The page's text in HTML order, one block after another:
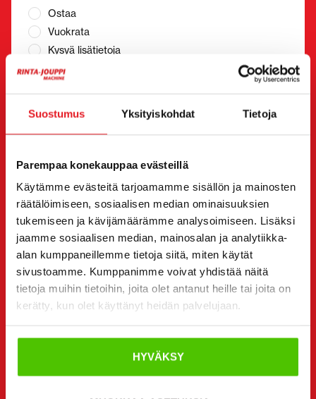
Suostumus Yksityiskohdat Tietoja
Parempaa konekauppaa evästeillä
Käytämme evästeitä tarjoamamme sisällön ja mainosten
räätälöimiseen, sosiaalisen median ominaisuuksien
tukemiseen ja kävijämäärämme analysoimiseen. Lisäksi
jaamme sosiaalisen median, mainosalan ja analytiikka-
alan kumppaneillemme tietoja siitä, miten käytät
sivustoamme. Kumppanimme voivat yhdistää näitä
tietoja muihin tietoihin, joita olet antanut heille tai joita on
kerätty, kun olet käyttänyt heidän palvelujaan.
HYVÄKSY
Ostaa
Vuokrata
Kysyä lisätietoja
Yhteystiedot
Yrityksen nimi Y-tunnus
Puhelinnumero(Pakollinen)
Ilman välilyöntejä (esim. +358401234567)
Sähköposti